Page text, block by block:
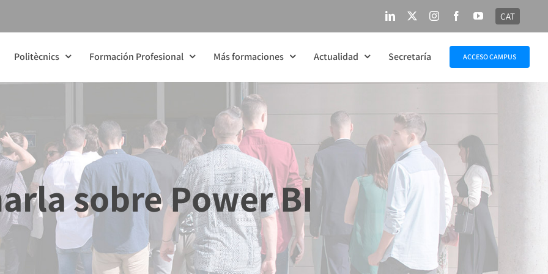
LinkedIn InstagramFacebookYouTube
CAT
Politècnics Formación Profesional Más formaciones Actualidad Secretaría ACCESO CAMPUS
sobre Power BI